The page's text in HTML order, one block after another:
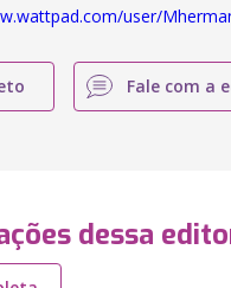
user/
Fale com a
dessa